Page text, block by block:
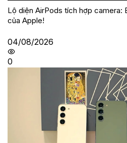
Lộ diện AirPods tích hợp
của Apple!
04/08/2026
0